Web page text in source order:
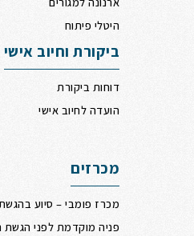
היטלי פיתוח
ביקורת וחיוב אישי
דוחות ביקורת
הועדה לחיוב אישי
מכרזים
מכרז פומבי – סיוע
פניה מוקדמת לפני